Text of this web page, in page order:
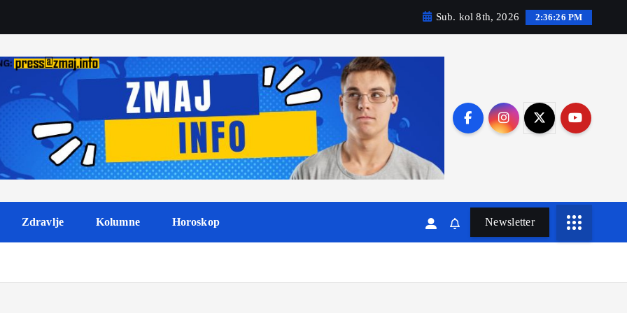
Sub. kol 8th, 2026 2:36:28 PM
Zdravlje Kolumne Horoskop Newsletter